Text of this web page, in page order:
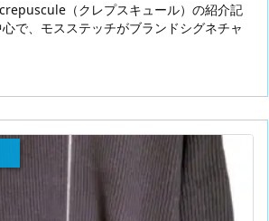
（クレプスキュール）の紹介記
で、モスステッチがブランドシグネチャ